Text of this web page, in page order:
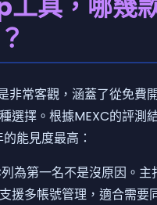
非常客觀，涵蓋了從免費
選擇。根據MEXC的評測
能見度最高：
為第一名不是沒原因。主
援多帳號管理，適合需要